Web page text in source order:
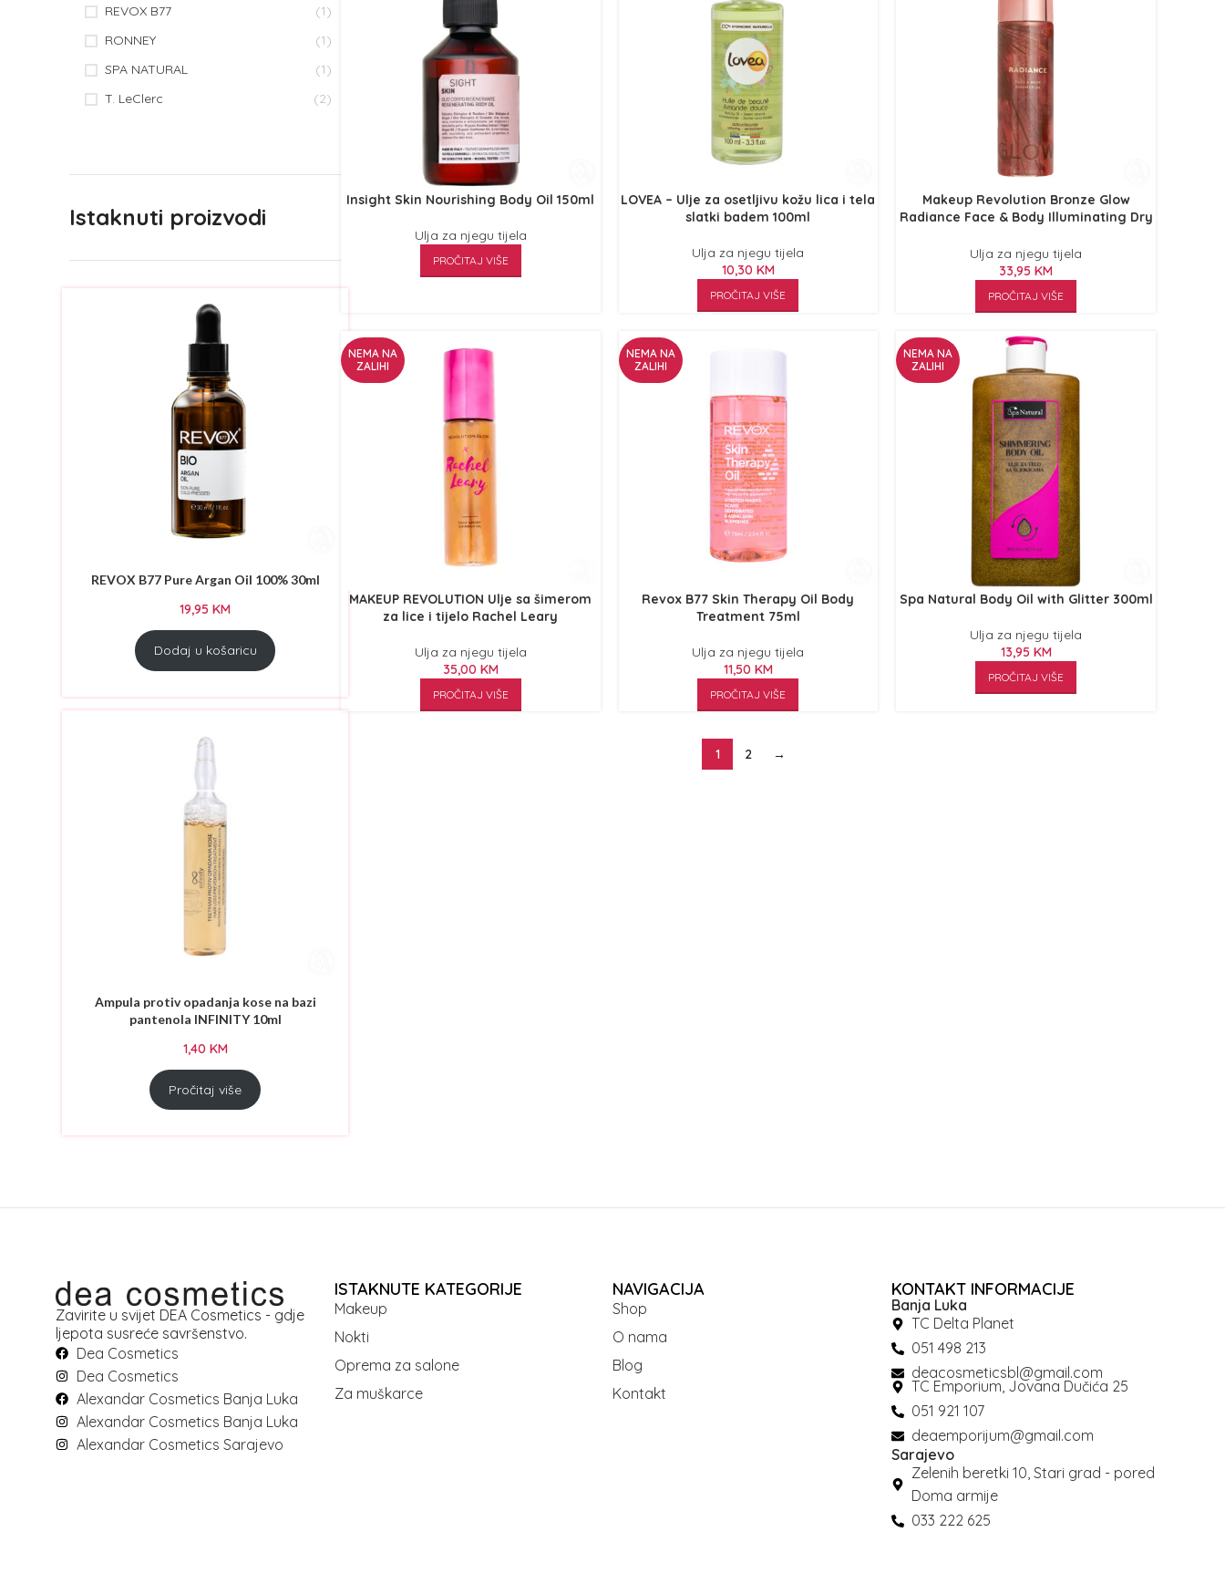
REVOX B77
(1)
RONNEY
(1)
SPA NATURAL
(1)
T. LeClerc
(2)
Istaknuti proizvodi
REVOX B77 Pure Argan Oil 100% 30ml
19,95 KM
Dodaj u košaricu
Ampula protiv opadanja kose na bazi
pantenola INFINITY 10ml
1,40 KM
Pročitaj više
Insight Skin Nourishing Body Oil 150ml
Ulja za njegu tijela
PROČITAJ VIŠE
LOVEA – Ulje za osetljivu kožu lica i tela
slatki badem 100ml
Ulja za njegu tijela
10,30 KM
PROČITAJ VIŠE
Makeup Revolution Bronze Glow
Radiance Face & Body Illuminating Dry
Ulja za njegu tijela
33,95KM
PROČITAJ VIŠE
NEMA NA
ZALIHI
MAKEUP REVOLUTION Ulje sa šimerom
za lice i tijelo Rachel Leary
Ulja za njegu tijela
35,00 KM
PROČITAJ VIŠE
NEMA NA
ZALIHI
Revox B77 Skin Therapy Oil Body
Treatment 75ml
Ulja za njegu tijela
11,50 KM
PROČITAJ VIŠE
NEMA NA
ZALIHI
Spa Natural Body Oil with Glitter 300ml
Ulja za njegu tijela
13,95 KM
PROČITAJ VIŠE
1 2 →
Zavirite u svijet DEA Cosmetics - gdje
ljepota susreće savršenstvo.
Dea Cosmetics
Dea Cosmetics
Alexandar Cosmetics Banja Luka
Alexandar Cosmetics Banja Luka
Alexandar Cosmetics Sarajevo
ISTAKNUTE KATEGORIJE
Makeup
Nokti
Oprema za salone
Za muškarce
NAVIGACIJA
Shop
O nama
Blog
Kontakt
KONTAKT INFORMACIJE
Banja Luka
TC Delta Planet
051 498 213
deacosmeticsbl@gmail.com
TC Emporium, Jovana Dučića 25
051 921 107
deaemporijum@gmail.com
Sarajevo
Zelenih beretki 10, Stari grad - pored
Doma armije
033 222 625